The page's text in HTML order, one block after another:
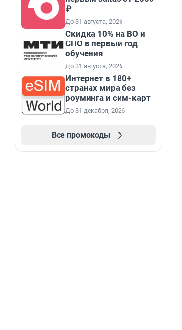
₽
До 31 августа, 2026
Скидка 10% на ВО и
СПО в первый год
обучения
До 31 августа, 2026
Интернет в 180+
странах мира без
роуминга и сим-карт
До 31 декабря, 2026
Все промокоды